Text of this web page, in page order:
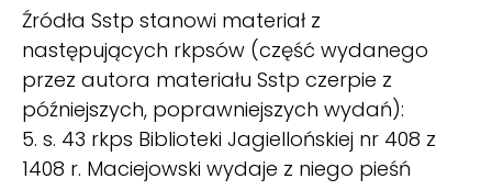
Źródła Sstp stanowi materiał z
następujących rkpsów (część wydanego
przez autora materiału Sstp czerpie z
późniejszych, poprawniejszych wydań):
5. s. 43 rkps Biblioteki Jagiellońskiej nr 408 z
1408 r. Maciejowski wydaje z niego pieśń